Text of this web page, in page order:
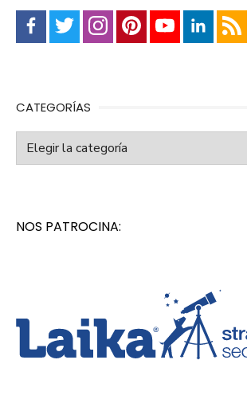
CATEGORÍAS
NOS PATROCINA: